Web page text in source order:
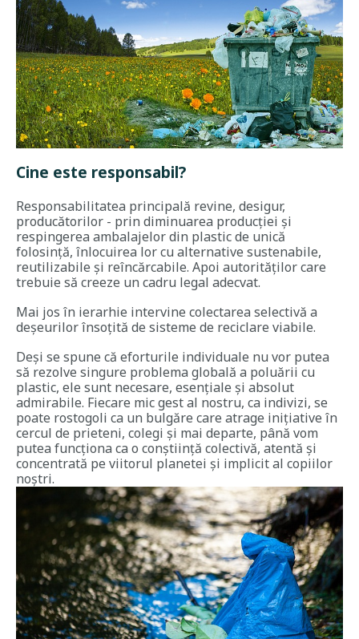
Cine este responsabil?
Responsabilitatea principală revine, desigur,
producătorilor - prin diminuarea producției și
respingerea ambalajelor din plastic de unică
folosință, înlocuirea lor cu alternative sustenabile,
reutilizabile și reîncărcabile. Apoi autorităților care
trebuie să creeze un cadru legal adecvat.
Mai jos în ierarhie intervine colectarea selectivă a
deșeurilor însoțită de sisteme de reciclare viabile.
Deși se spune că eforturile individuale nu vor putea
să rezolve singure problema globală a poluării cu
plastic, ele sunt necesare, esențiale și absolut
admirabile. Fiecare mic gest al nostru, ca indivizi, se
poate rostogoli ca un bulgăre care atrage inițiative în
cercul de prieteni, colegi și mai departe, până vom
putea funcționa ca o conștiință colectivă, atentă și
concentrată pe viitorul planetei și implicit al copiilor
noștri.